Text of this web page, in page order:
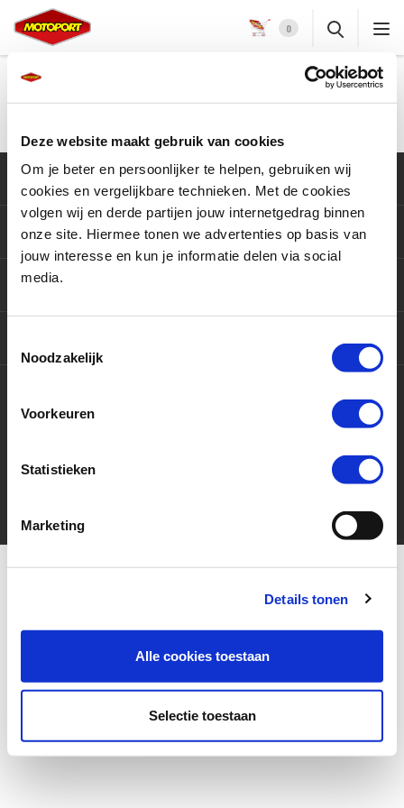
Deze website maakt gebruik van cookies
Om je beter en persoonlijker te helpen, gebruiken wij
cookies en vergelijkbare technieken. Met de cookies
volgen wij en derde partijen jouw internetgedrag binnen
onze site. Hiermee tonen we advertenties op basis van
jouw interesse en kun je informatie delen via social
media.
Noodzakelijk
Voorkeuren
Statistieken
Marketing
Details tonen
Alle cookies toestaan
Selectie toestaan
0
Deze actie is helaas voorbij
Klantenservice
Motoren
Producten
Contact
3415 beoordelingen op